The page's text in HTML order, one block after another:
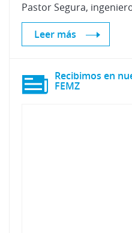
Leer más
Recibimos en
FEMZ